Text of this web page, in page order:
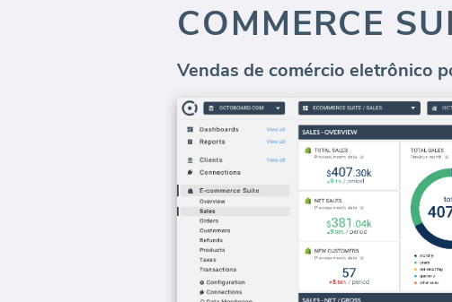
COMMERCE
Vendas de comércio eletrônico